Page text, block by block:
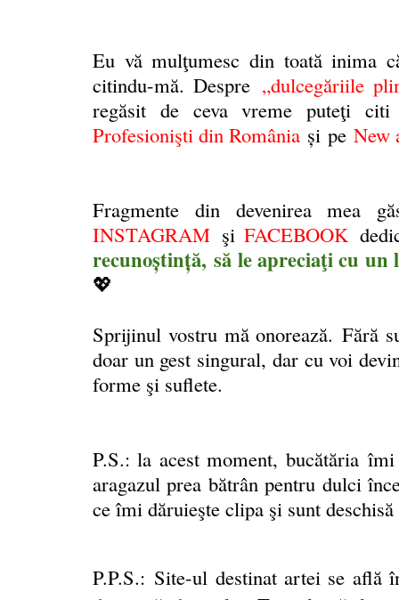
Eu vă mulţumesc din toată inima
citindu-mă. Despre „dulcegăriile
regăsit de ceva vreme puteţi
Profesionişti din România și pe New
Fragmente din devenirea mea
INSTAGRAM şiFACEBOOK
recunoştinţă, să le apreciaţi cu un
💖
Sprijinul vostru mă onorează.Fără
doar un gest singural, dar cu voi
forme şi suflete.
P.S.: la acest moment, bucătăriaîmi
aragazul prea bătrân pentru dulci
ce îmi dăruieşte clipa şi sunt
P.P.S.: Site-ul destinat artei se află